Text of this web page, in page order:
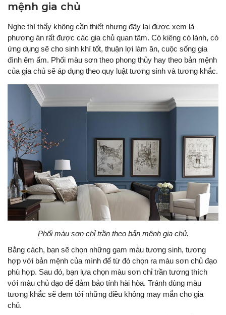
mệnh gia chủ
Nghe thì thấy không cần thiết nhưng đây lại được xem là
phương án rất được các gia chủ quan tâm. Có kiêng có lành, có
ứng dụng sẽ cho sinh khí tốt, thuận lợi làm ăn, cuộc sống gia
đình êm ấm. Phối màu sơn theo phong thủy hay theo bản mệnh
của gia chủ sẽ áp dụng theo quy luật tương sinh và tương khắc.
Phối màu sơn chỉ trần theo bản mệnh gia chủ.
Bằng cách, bạn sẽ chọn những gam màu tương sinh, tương
hợp với bản mệnh của mình để từ đó chọn ra màu sơn chủ đạo
phù hợp. Sau đó, bạn lựa chọn màu sơn chỉ trần tương thích
với màu chủ đạo để đảm bảo tính hài hòa. Tránh dùng màu
tương khắc sẽ đem tới những điều không may mắn cho gia
chủ.